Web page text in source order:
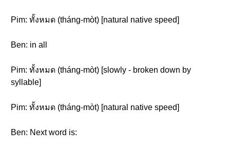
Pim: ทั้งหมด (tháng-mòt) [natural native speed]
Ben: in all
Pim: ทั้งหมด (tháng-mòt) [slowly - broken down by
syllable]
Pim: ทั้งหมด (tháng-mòt) [natural native speed]
Ben: Next word is: